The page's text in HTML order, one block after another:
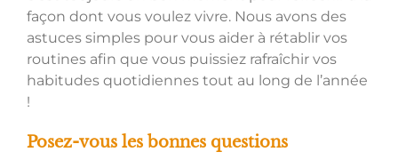
façon dont vous voulez vivre. Nous avons des
astuces simples pour vous aider à rétablir vos
routines afin que vous puissiez rafraîchir vos
habitudes quotidiennes tout au long de l’année
!
Posez-vous les bonnes questions